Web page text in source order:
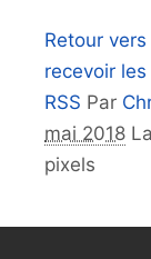
Retour
recevoir
RSS Par
mai 2018
pixels